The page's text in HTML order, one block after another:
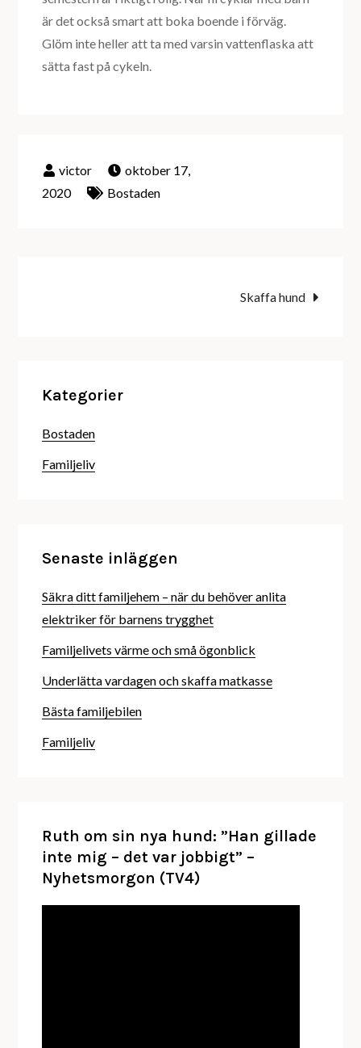
är det också smart att boka boende i förväg.
Glöm inte heller att ta med varsin vattenflaska att
sätta fast på cykeln.
oktober 17,
2020
Bostaden
Inläggsnavigering
Skaffa hund
Kategorier
Bostaden
Familjeliv
Senaste inläggen
Säkra ditt familjehem – när du behöver anlita
elektriker för barnens trygghet
Familjelivets värme och små ögonblick
Underlätta vardagen och skaffa matkasse
Bästa familjebilen
Familjeliv
Ruth om sin nya hund: ”Han gillade
inte mig – det var jobbigt” –
Nyhetsmorgon (TV4)